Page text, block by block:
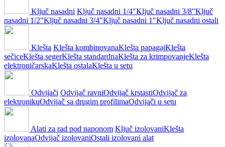
Ključ nasadni Ključ nasadni 1/4"Ključ nasadni 3/8"Ključ
nasadni 1/2"Ključ nasadni 3/4"Ključ nasadni 1"Ključ nasadni ostali
Klešta Klešta kombinovanaKlešta papagajKlešta
sečiceKlešta segerKlešta standardnaKlešta za krimpovanjeKlešta
elektroničarskaKlešta ostalaKlešta u setu
Odvijači Odvijač ravniOdvijač krstastiOdvijač za
elektronikuOdvijač sa drugim profilimaOdvijači u setu
Alati za rad pod naponom Ključ izolovaniKlešta
izolovanaOdvijač izolovaniOstali izolovani alat